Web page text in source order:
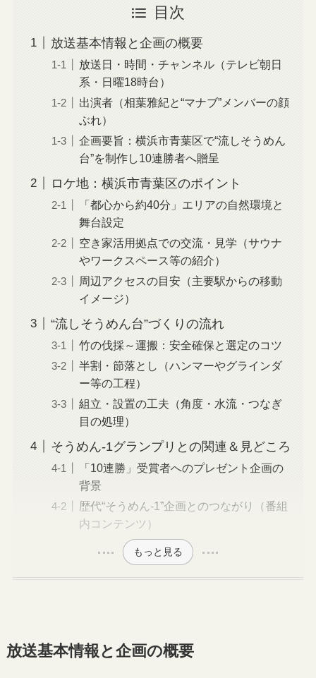
目次
放送基本情報と企画の概要
放送日・時間・チャンネル（テレビ朝日
系・日曜18時台）
出演者（相葉雅紀と“マナブ”メンバーの顔
ぶれ）
企画要旨：横浜市青葉区で“流しそうめん
台”を制作し10連勝者へ贈呈
ロケ地：横浜市青葉区のポイント
「都心から約40分」エリアの自然環境と
舞台設定
空き家活用拠点での交流・見学（サウナ
やワークスペース等の紹介）
周辺アクセスの目安（主要駅からの移動
イメージ）
“流しそうめん台”づくりの流れ
竹の伐採～運搬：安全確保と選定のコツ
半割・節落とし（ハンマーやグラインダ
ー等の工程）
組立・設置の工夫（角度・水流・つなぎ
目の処理）
そうめん-1グランプリとの関連＆見どころ
「10連勝」受賞者へのプレゼント企画の
背景
歴代“そうめん-1”企画とのつながり（番組
内コンテンツ）
もっと見る
放送基本情報と企画の概要